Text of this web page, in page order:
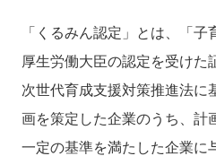
「くるみん認定」とは、「
厚生労働大臣の認定を受けた
次世代育成支援対策推進法に
画を策定した企業のうち、計
一定の基準を満たした企業に